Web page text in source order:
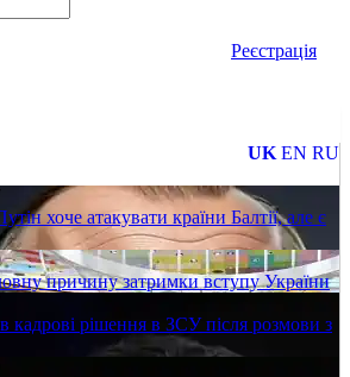
Реєстрація
UK EN RU
хоче атакувати країни Балтії, але є
причину затримки вступу України
кадрові рішення в ЗСУ після розмови з